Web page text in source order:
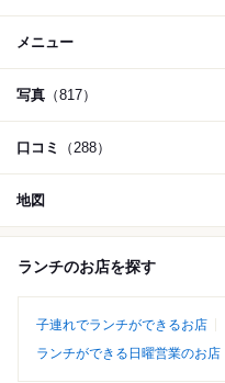
メニュー
写真 （817）
口コミ （288）
地図
ランチのお店を探す
子連れでランチができるお店
ランチができる日曜営業のお店